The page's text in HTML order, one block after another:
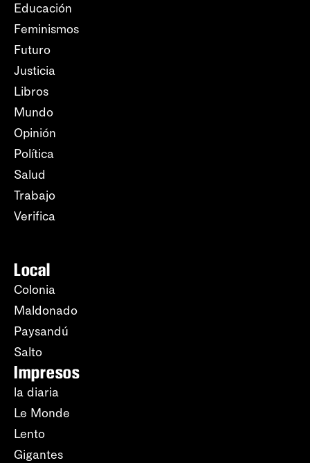
Educación
Feminismos
Futuro
Justicia
Libros
Mundo
Opinión
Política
Salud
Trabajo
Verifica
Local
Colonia
Maldonado
Paysandú
Salto
Impresos
la diaria
Le Monde
Lento
Gigantes